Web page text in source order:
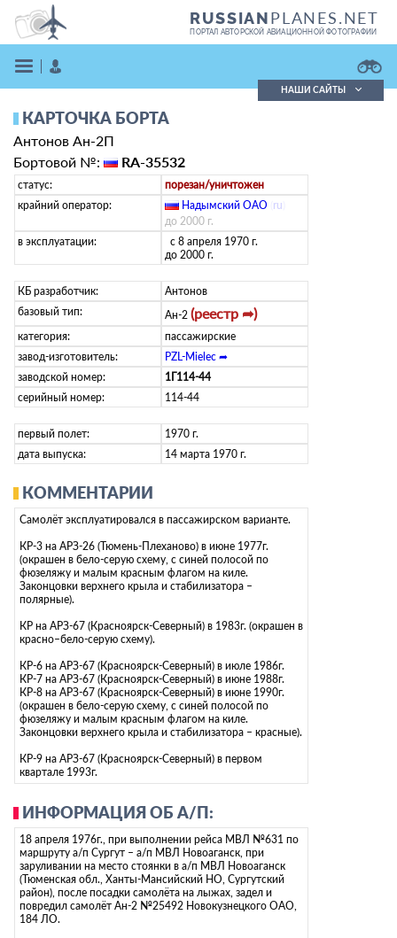
RUSSIANPLANES.NET
ПОРТАЛ АВТОРСКОЙ АВИАЦИОННОЙ ФОТОГРАФИИ
ВОЙТИ
ЗАРЕГИСТРИРОВАТЬСЯ
Поиск фотографий
Кратко
НАШИ САЙТЫ
КАРТОЧКА БОРТА
Антонов Ан-2П
Бортовой №:
RA-35532
статус:
порезан/уничтожен
крайний оператор:
Надымский ОАО ru
до 2000 г.
в эксплуатации:
с 8 апреля 1970 г.
до 2000 г.
КБ разработчик:
Антонов
базовый тип:
Ан-2 (реестр ➦)
категория:
пассажирские
завод-изготовитель:
PZL-Mielec ➦
заводской номер:
1Г114-44
серийный номер:
114-44
первый полет:
1970 г.
дата выпуска:
14 марта 1970 г.
КОММЕНТАРИИ
Самолёт эксплуатировался в пассажирском варианте.
КР-3 на АРЗ-26 (Тюмень-Плеханово) в июне 1977г.
(окрашен в бело-серую схему, с синей полосой по
фюзеляжу и малым красным флагом на киле.
Законцовки верхнего крыла и стабилизатора –
полярные).
КР на АРЗ-67 (Красноярск-Северный) в 1983г. (окрашен в
красно–бело-серую схему).
КР-6 на АРЗ-67 (Красноярск-Северный) в июле 1986г.
КР-7 на АРЗ-67 (Красноярск-Северный) в июне 1988г.
КР-8 на АРЗ-67 (Красноярск-Северный) в июне 1990г.
(окрашен в бело-серую схему, с синей полосой по
фюзеляжу и малым красным флагом на киле.
Законцовки верхнего крыла и стабилизатора – красные).
КР-9 на АРЗ-67 (Красноярск-Северный) в первом
квартале 1993г.
ИНФОРМАЦИЯ ОБ А/П:
18 апреля 1976г., при выполнении рейса МВЛ №631 по
маршруту а/п Сургут – а/п МВЛ Новоаганск, при
заруливании на место стоянки в а/п МВЛ Новоаганск
(Тюменская обл., Ханты-Мансийский НО, Сургутский
район), после посадки самолёта на лыжах, задел и
повредил самолёт Ан-2 №25492 Новокузнецкого ОАО,
184 ЛО.